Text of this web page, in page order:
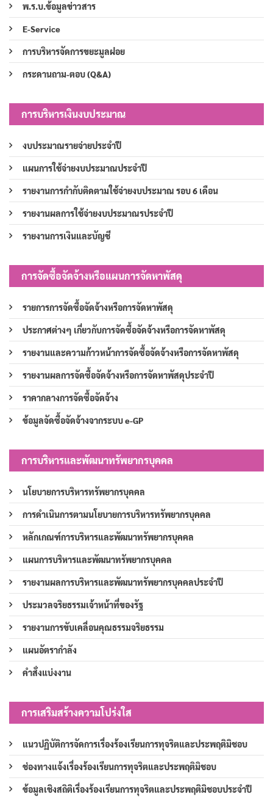
พ.ร.บ.ข้อมูลข่าวสาร
E-Service
การบริหารจัดการขยะมูลฝอย
กระดานถาม-ตอบ (Q&A)
การบริหารเงินงบประมาณ
งบประมาณรายจ่ายประจำปี
แผนการใช้จ่ายงบประมาณประจำปี
รายงานการกำกับติดตามใช้จ่ายงบประมาณ รอบ 6 เดือน
รายงานผลการใช้จ่ายงบประมาณรประจำปี
รายงานการเงินและบัญชี
การจัดซื้อจัดจ้างหรือแผนการจัดหาพัสดุ
รายการการจัดซื้อจัดจ้างหรือการจัดหาพัสดุ
ประกาศต่างๆ เกี่ยวกับการจัดซื้อจัดจ้างหรือการจัดหาพัสดุ
รายงานและความก้าวหน้าการจัดซื้อจัดจ้างหรือการจัดหาพัสดุ
รายงานผลการจัดซื้อจัดจ้างหรือการจัดหาพัสดุประจำปี
ราคากลางการจัดซื้อจัดจ้าง
ข้อมูลจัดซื้อจัดจ้างจากระบบ e-GP
การบริหารและพัฒนาทรัพยากรบุคคล
นโยบายการบริหารทรัพยากรบุคคล
การดำเนินการตามนโยบายการบริหารทรัพยากรบุคคล
หลักเกณฑ์การบริหารและพัฒนาทรัพยากรบุคคล
แผนการบริหารและพัฒนาทรัพยากรบุคคล
รายงานผลการบริหารและพัฒนาทรัพยากรบุคคลประจำปี
ประมวลจริยธรรมเจ้าหน้าที่ของรัฐ
รายงานการขับเคลื่อนคุณธรรมจริยธรรม
แผนอัตรากำลัง
คำสั่งแบ่งงาน
การเสริมสร้างความโปร่งใส
แนวปฏิบัติการจัดการเรื่องร้องเรียนการทุจริตและประพฤติมิชอบ
ช่องทางแจ้งเรื่องร้องเรียนการทุจริตและประพฤติมิชอบ
ข้อมูลเชิงสถิติเรื่องร้องเรียนการทุจริตและประพฤติมิชอบประจำปี